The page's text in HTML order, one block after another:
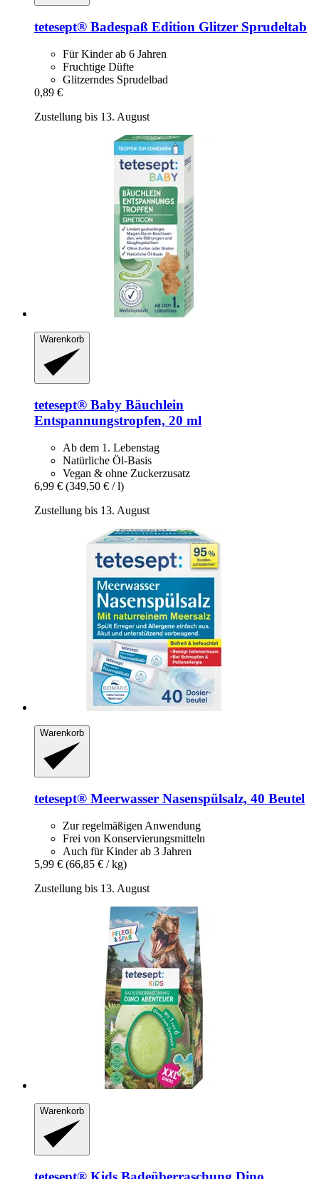
tetesept® Badespaß Edition Glitzer Sprudeltab
Für Kinder ab 6 Jahren
Fruchtige Düfte
Glitzerndes Sprudelbad
0,89 €
Zustellung bis 13. August
Warenkorb
tetesept® Baby Bäuchlein
Entspannungstropfen, 20 ml
Ab dem 1. Lebenstag
Natürliche Öl-Basis
Vegan & ohne Zuckerzusatz
6,99 € (349,50 € / l)
Zustellung bis 13. August
Warenkorb
tetesept® Meerwasser Nasenspülsalz, 40 Beutel
Zur regelmäßigen Anwendung
Frei von Konservierungsmitteln
Auch für Kinder ab 3 Jahren
5,99 € (66,85 € / kg)
Zustellung bis 13. August
Warenkorb